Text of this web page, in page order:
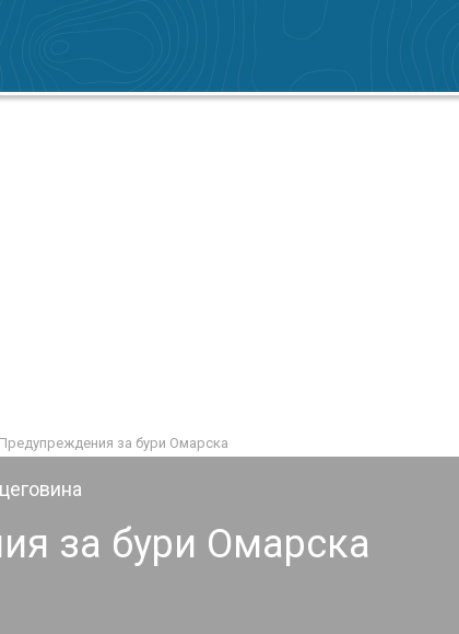
Предупреждения за бури Омарска
за бури Омарска